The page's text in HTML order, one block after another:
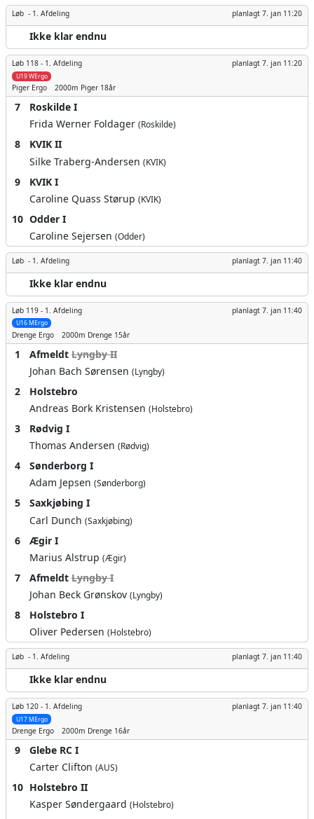
Løb - 1. Afdeling planlagt 7. jan 11:20
Ikke klar endnu
Løb 118 - 1. Afdeling planlagt 7. jan 11:20
U19 WErgo
Piger Ergo 2000m Piger 18år
7
Roskilde I
Frida Werner Foldager (Roskilde)
8
KVIK II
Silke Traberg-Andersen (KVIK)
9
KVIK I
Caroline Quass Størup (KVIK)
10 Odder I
Caroline Sejersen (Odder)
Løb - 1. Afdeling planlagt 7. jan 11:40
Ikke klar endnu
Løb 119 - 1. Afdeling planlagt 7. jan 11:40
U16 MErgo
Drenge Ergo 2000m Drenge 15år
1 AfmeldtLyngby II
Johan Bach Sørensen (Lyngby)
2
Holstebro
Andreas Bork Kristensen (Holstebro)
3
Rødvig I
Thomas Andersen (Rødvig)
4
Sønderborg I
Adam Jepsen (Sønderborg)
5
Saxkjøbing I
Carl Dunch (Saxkjøbing)
6
Ægir I
Marius Alstrup (Ægir)
7 AfmeldtLyngby I
Johan Beck Grønskov (Lyngby)
8
Holstebro I
Oliver Pedersen (Holstebro)
Løb - 1. Afdeling planlagt 7. jan 11:40
Ikke klar endnu
Løb 120 - 1. Afdeling planlagt 7. jan 11:40
U17 MErgo
Drenge Ergo 2000m Drenge 16år
9
Glebe RC I
Carter Clifton (AUS)
10 Holstebro II
Kasper Søndergaard (Holstebro)